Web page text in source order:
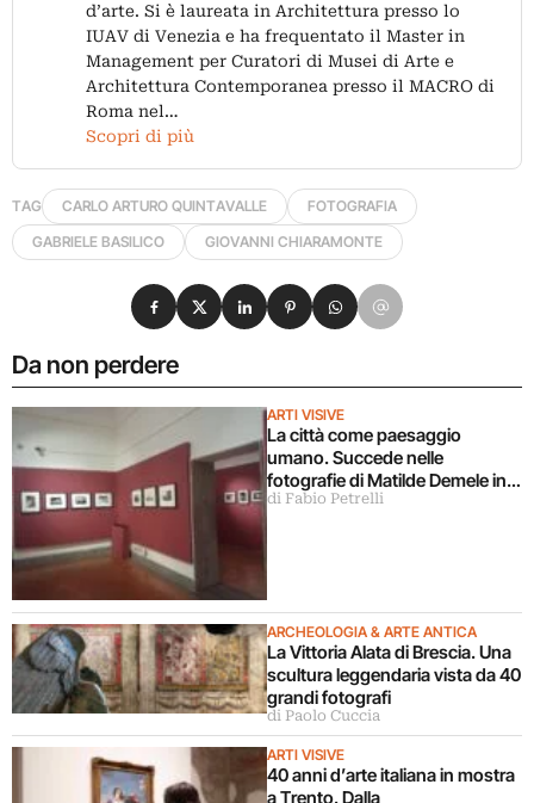
d’arte. Si è laureata in Architettura presso lo
IUAV di Venezia e ha frequentato il Master in
Management per Curatori di Musei di Arte e
Architettura Contemporanea presso il MACRO di
Roma nel…
Scopri di più
TAG CARLO ARTURO QUINTAVALLE
FOTOGRAFIA
GABRIELE BASILICO
GIOVANNI CHIARAMONTE
Da non perdere
ARTI VISIVE
La città come paesaggio
umano. Succede nelle
fotografie di Matilde Demele in
mostra a Roma
di Fabio Petrelli
ARCHEOLOGIA & ARTE ANTICA
La Vittoria Alata di Brescia. Una
scultura leggendaria vista da 40
grandi fotografi
di Paolo Cuccia
ARTI VISIVE
40 anni d’arte italiana in mostra
a Trento. Dalla
Condividi su Facebook
Condividi su X
Condividi su LinkedIn
Condividi su Pinterest
Condividi su WhatsApp
Condividi su Email